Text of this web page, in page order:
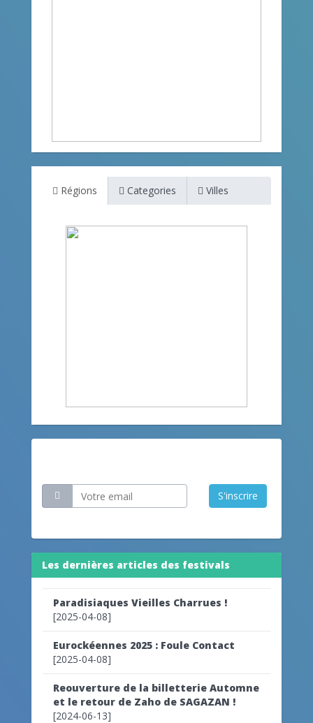
Régions Categories Villes
S'inscrire
Les dernières articles des festivals
Paradisiaques Vieilles Charrues !
[2025-04-08]
Eurockéennes 2025 : Foule Contact
[2025-04-08]
Reouverture de la billetterie Automne
et le retour de Zaho de SAGAZAN !
[2024-06-13]